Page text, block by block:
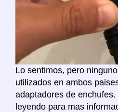
Lo sentimos, pero
utilizados en ambos
adaptadores de
leyendo para mas